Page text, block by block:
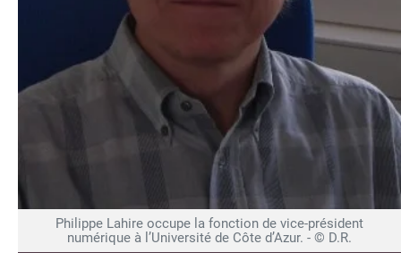
Philippe Lahire occupe la fonction de vice-président
numérique à l’Université de Côte d’Azur. - © D.R.